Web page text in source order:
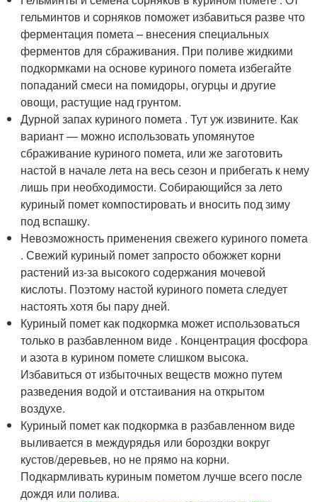
гельминтов и сорняков поможет избавиться разве что
ферментация помета – внесения специальных
ферментов для сбраживания. При поливе жидкими
подкормками на основе куриного помета избегайте
попаданий смеси на помидоры, огурцы и другие
овощи, растущие над грунтом.
Дурной запах куриного помета . Тут уж извините. Как
вариант — можно использовать упомянутое
сбраживание куриного помета, или же заготовить
настой в начале лета на весь сезон и прибегать к нему
лишь при необходимости. Собирающийся за лето
куриный помет компостировать и вносить под зиму
под вспашку.
Невозможность применения свежего куриного помета
. Свежий куриный помет запросто обожжет корни
растений из-за высокого содержания мочевой
кислоты. Поэтому настой куриного помета следует
настоять хотя бы пару дней.
Куриный помет как подкормка может использоваться
только в разбавленном виде . Концентрация фосфора
и азота в курином помете слишком высока.
Избавиться от избыточных веществ можно путем
разведения водой и отстаивания на открытом
воздухе.
Куриный помет как подкормка в разбавленном виде
выливается в междурядья или бороздки вокруг
кустов/деревьев, но не прямо на корни.
Подкармливать куриным пометом лучше всего после
дождя или полива.